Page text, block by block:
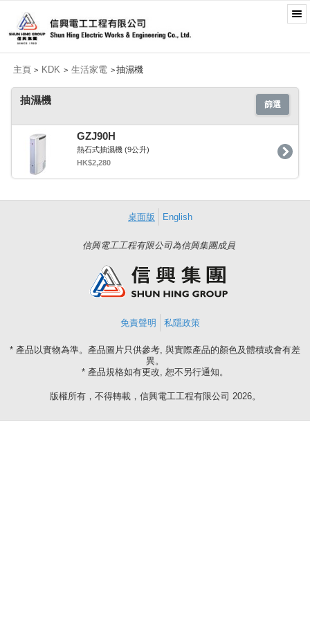
主頁 > KDK > 生活家電 >抽濕機
篩選
抽濕機
GZJ90H
熱石式抽濕機 (9公升)
HK$2,280
桌面版 English
信興電工工程有限公司為信興集團成員
免責聲明 私隱政策
* 產品以實物為準。產品圖片只供參考, 與實際產品的顏色及體積或會有差
異。
* 產品規格如有更改, 恕不另行通知。
版權所有，不得轉載，信興電工工程有限公司 2026。